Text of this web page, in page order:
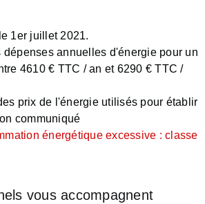
1er juillet 2021.
dépenses annuelles d'énergie pour un
4610 € TTC / an et 6290 € TTC /
prix de l'énergie utilisés pour établir
communiqué
énergétique excessive : classe
vous accompagnent